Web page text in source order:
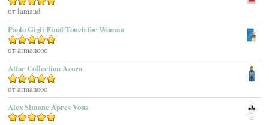
Agatha Ruiz De La Prada
Agatho Parfum
Agent Provocateur
Agnes B
Agonist
Ahjaar
Aigner
Aj Arabia (Widian)
Оценка5из 5
от lamand
Paolo Gigli Final Touch for Woman
Оценка5из 5
от armanooo
Attar Collection Azora
Оценка5из 5
от armanooo
Alex Simone Apres Vous